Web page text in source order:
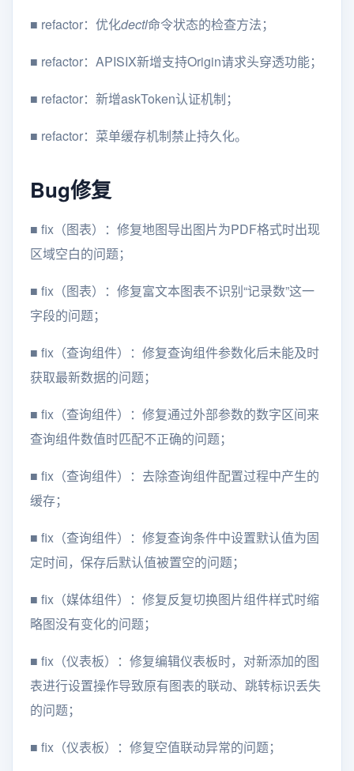
■ refactor：优化dectl命令状态的检查方法；
■ refactor：APISIX新增支持Origin请求头穿透功能；
■ refactor：新增askToken认证机制；
■ refactor：菜单缓存机制禁止持久化。
Bug修复
■ fix（图表）：修复地图导出图片为PDF格式时出现
区域空白的问题；
■ fix（图表）：修复富文本图表不识别“记录数”这一
字段的问题；
■ fix（查询组件）：修复查询组件参数化后未能及时
获取最新数据的问题；
■ fix（查询组件）：修复通过外部参数的数字区间来
查询组件数值时匹配不正确的问题；
■ fix（查询组件）：去除查询组件配置过程中产生的
缓存；
■ fix（查询组件）：修复查询条件中设置默认值为固
定时间，保存后默认值被置空的问题；
■ fix（媒体组件）：修复反复切换图片组件样式时缩
略图没有变化的问题；
■ fix（仪表板）：修复编辑仪表板时，对新添加的图
表进行设置操作导致原有图表的联动、跳转标识丢失
的问题；
■ fix（仪表板）：修复空值联动异常的问题；